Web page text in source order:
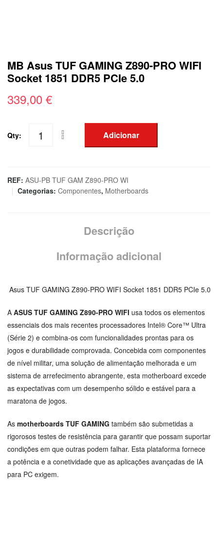
MB Asus TUF GAMING Z890-PRO WIFI
Socket 1851 DDR5 PCIe 5.0
339,00 €
Qty:
Quantidade
Asus
TUF
PCIe
Adicionar
REF: ASU-PB TUF GAM Z890-PRO WI
Categorias: Componentes, Motherboards
Descrição
Informação adicional
Asus TUF GAMING Z890-PRO WIFI Socket 1851 DDR5 PCIe 5.0
A ASUS TUF GAMING Z890-PRO WIFI usa todos os elementos
essenciais dos mais recentes processadores Intel® Core™ Ultra
(Série 2) e combina-os com funcionalidades prontas para os
jogos e durabilidade comprovada. Concebida com componentes
de nível militar, uma solução de alimentação melhorada e um
sistema de arrefecimento abrangente, esta motherboard excede
as expectativas com um desempenho sólido e estável para a
maratona de jogos.
As motherboards TUF GAMING também são submetidas a
rigorosos testes de resistência para garantir que possam suportar
condições em que outras podem falhar. Esta plataforma fornece
a potência e a conetividade que as aplicações avançadas de IA
para PC exigem.